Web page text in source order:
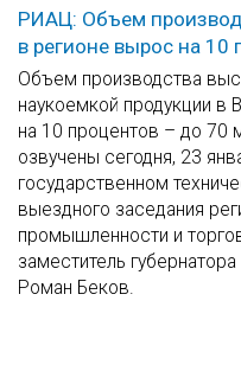
РИАЦ: Объем
в регионе вырос на 10
Объем производства
наукоемкой продукции в
на 10 процентов – до 70
озвучены сегодня, 23
государственном
выездного заседания
промышленности и
заместитель
Роман Беков.